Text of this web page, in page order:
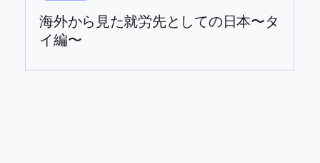
海外から見た就労先としての日本〜タ
イ編〜